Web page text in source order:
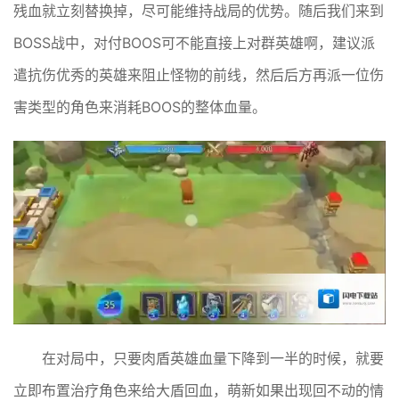
残血就立刻替换掉，尽可能维持战局的优势。随后我们来到
BOSS战中，对付BOOS可不能直接上对群英雄啊，建议派
遣抗伤优秀的英雄来阻止怪物的前线，然后后方再派一位伤
害类型的角色来消耗BOOS的整体血量。
在对局中，只要肉盾英雄血量下降到一半的时候，就要
立即布置治疗角色来给大盾回血，萌新如果出现回不动的情